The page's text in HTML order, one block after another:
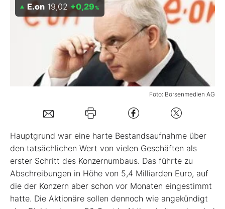
Experten
Mein Konto
Folgen Sie uns
Kontakt
Foto: Börsenmedien AG
E.on 19,02 +0,29 %
Hauptgrund war eine harte Bestandsaufnahme über
den tatsächlichen Wert von vielen Geschäften als
erster Schritt des Konzernumbaus. Das führte zu
Abschreibungen in Höhe von 5,4 Milliarden Euro, auf
die der Konzern aber schon vor Monaten eingestimmt
hatte. Die Aktionäre sollen dennoch wie angekündigt